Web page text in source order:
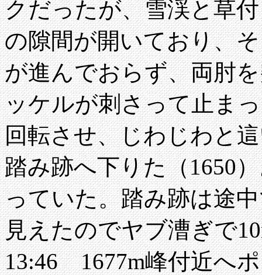
クだったが、雪渓と草
の隙間が開いており、
が進んでおらず、両肘
ッケルが刺さって止ま
回転させ、じわじわと
踏み跡へ下りた（1650
っていた。踏み跡は途
見えたのでヤブ漕ぎで
13:46 1677m峰付近へ